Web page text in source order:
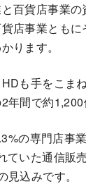
百貨店事業
店事業とも
ります。
も手をこま
年間で約
の専門店事
ていた通信販
込みです。